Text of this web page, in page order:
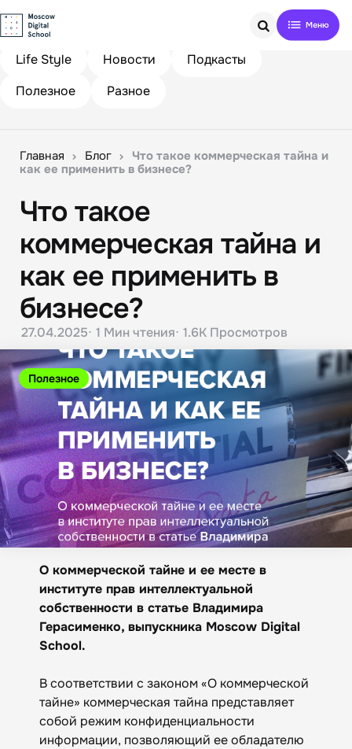
Search
Life Style
Новости
Подкасты
Полезное
Разное
Главная Блог
Что такое коммерческая тайна и
как ее применить в бизнесе?
Полезное
Что такое
коммерческая тайна и
как ее применить в
бизнесе?
27.04.2025 1 Мин чтения 1.6K Просмотров
О коммерческой тайне и ее месте в
институте прав интеллектуальной
собственности в статье Владимира
Герасименко, выпускника Moscow Digital
School.
В соответствии с законом «О коммерческой
тайне» коммерческая тайна представляет
собой режим конфиденциальности
информации, позволяющий ее обладателю